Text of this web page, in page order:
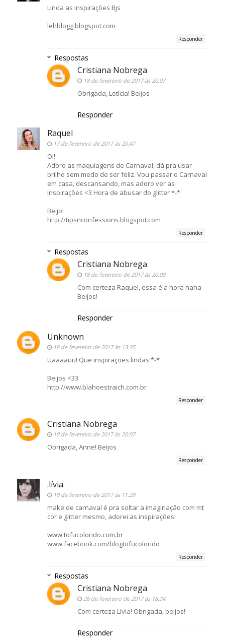
Linda as inspirações Bjs
lehblogg.blogspot.com
Responder
Respostas
Cristiana Nobrega
18 de fevereiro de 2017 às 20:07
Obrigada, Letícia! Beijos
Responder
Raquel
17 de fevereiro de 2017 às 20:47
Oi!
Adoro as maquiagens de Carnaval, dá pra usar
brilho sem medo de ser feliz. Vou passar o Carnaval
em casa, descansando, mas adoro ver as
inspirações <3 Hora de abusar do glitter *-*
Beijo!
http://tipsnconfessions.blogspot.com
Responder
Respostas
Cristiana Nobrega
18 de fevereiro de 2017 às 20:08
Com certeza Raquel, essa é a hora haha
Beijos!
Responder
Unknown
18 de fevereiro de 2017 às 13:35
Uaaaauu! Que inspirações lindas *-*
Beijos <33
http://www.blahoestraich.com.br
Responder
Cristiana Nobrega
18 de fevereiro de 2017 às 20:07
Obrigada, Anne! Beijos
Responder
.lívia.
19 de fevereiro de 2017 às 11:29
make de carnaval é pra soltar a imaginação com mt
cor e glitter mesmo, adorei as inspirações!
www.tofucolorido.com.br
www.facebook.com/blogtofucolorido
Responder
Respostas
Cristiana Nobrega
26 de fevereiro de 2017 às 18:34
Com certeza Lívia! Obrigada, beijos!
Responder